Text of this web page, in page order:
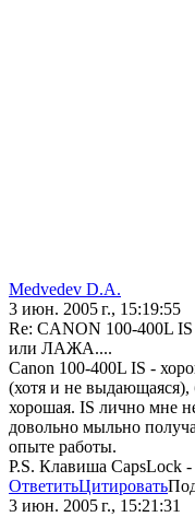
Medvedev D.A.
3 июн. 2005 г., 15:19:55
Re: CANON 100-
или ЛАЖА....
Canon 100-400L IS -
(хотя и не выдающаяся),
хорошая. IS лично мне
довольно мыльно
опыте работы.
P.S. Клавиша CapsLock -
ОтветитьЦитировать
3 июн. 2005 г., 15:21:31